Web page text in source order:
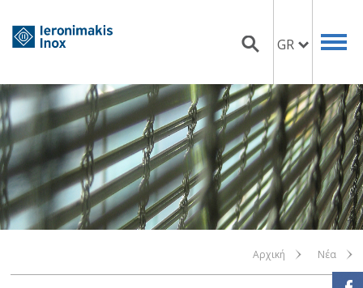
GR
Αρχική Νέα